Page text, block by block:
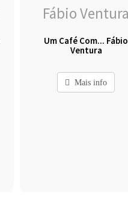
Um Café Com... Fábio
Ventura
Mais info